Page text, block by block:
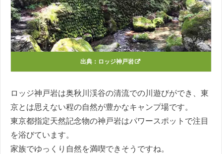
出典： ロッジ神戸岩
ロッジ神戸岩は奥秋川渓谷の清流での川遊びができ、東
京とは思えない程の自然が豊かなキャンプ場です。
東京都指定天然記念物の神戸岩はパワースポットで注目
を浴びています。
家族でゆっくり自然を満喫できそうですね。